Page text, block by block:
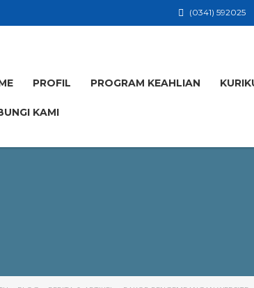
(0341) 592025
PROFIL PROGRAM KEAHLIAN
KAMI